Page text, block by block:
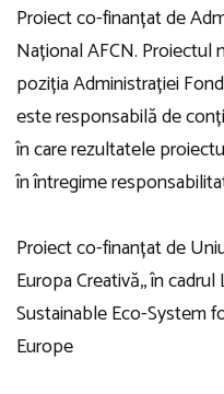
Proiect co-finanțat de
Național AFCN. Proiectul
poziția Administrației
este responsabilă de
în care rezultatele
în întregime
Proiect co-finanțat de
Europa Creativă,, în
Sustainable Eco-System
Europe